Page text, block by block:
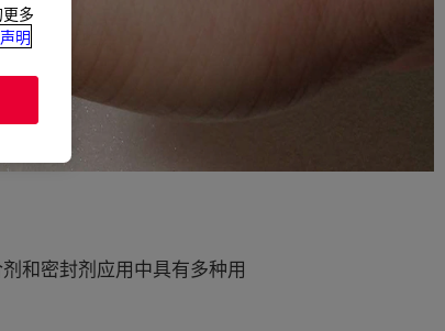
和密封剂应用中具有多种用
多
明